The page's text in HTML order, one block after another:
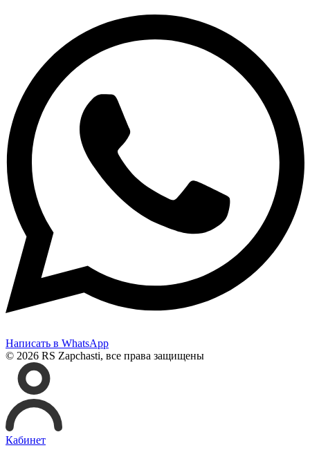
Написать в WhatsApp
© 2026 RS Zapchasti, все права защищены
Кабинет